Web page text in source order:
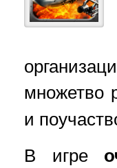
множетво
и
В игре